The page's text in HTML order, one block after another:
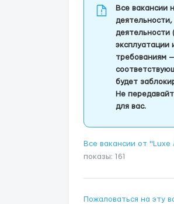
Все вакансии
деятельности
эксплуатации
требованиям
будет
Не
для вас.
Все вакансии от
показы: 161
Пожаловаться на эту